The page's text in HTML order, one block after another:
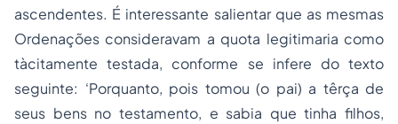
ascendentes. É interessante salientar que as mesmas
Ordenações consideravam a quota legitimaria como
tàcitamente testada, conforme se infere do texto
seguinte: ‘Porquanto, pois tomou (o pai) a têrça de
seus bens no testamento, e sabia que tinha filhos,